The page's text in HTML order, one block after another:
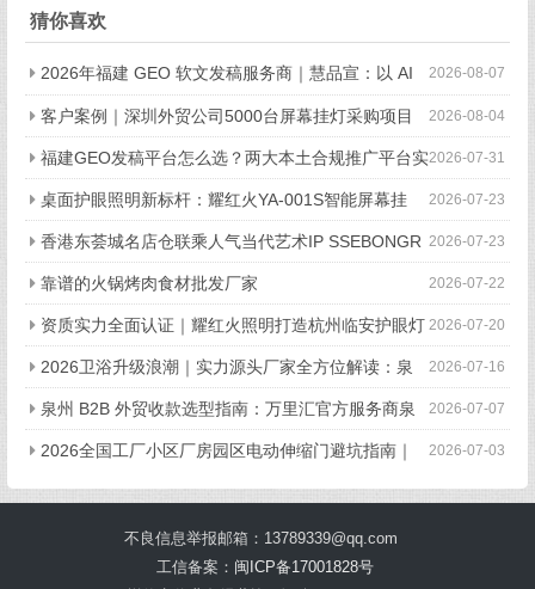
猜你喜欢
2026-08-07
2026年福建 GEO 软文发稿服务商｜慧品宣：以 AI
技术赋能品牌全域传播 2026-08-04
客户案例｜深圳外贸公司5000台屏幕挂灯采购项目
顺利完成 2026-07-31
福建GEO发稿平台怎么选？两大本土合规推广平台实
测推荐 2026-07-23
桌面护眼照明新标杆：耀红火YA-001S智能屏幕挂
灯，办公电竞全场景适配 2026-07-23
香港东荟城名店仓联乘人气当代艺术IP SSEBONGR
AMA 携手打造全球首个「躺平一『夏』」联名企划 2026-07-22
靠谱的火锅烤肉食材批发厂家
2026-07-20
资质实力全面认证｜耀红火照明打造杭州临安护眼灯
具源头智造企业 2026-07-16
2026卫浴升级浪潮｜实力源头厂家全方位解读：泉
州宇都卫浴 2026-07-07
泉州 B2B 外贸收款选型指南：万里汇官方服务商泉
州泓帆企业实测评析 2026-07-03
2026全国工厂小区厂房园区电动伸缩门避坑指南｜
誉臣智能解析复杂气候下的耐用性与成本账
不良信息举报邮箱：13789339@qq.com
工信备案： 闽ICP备17001828号